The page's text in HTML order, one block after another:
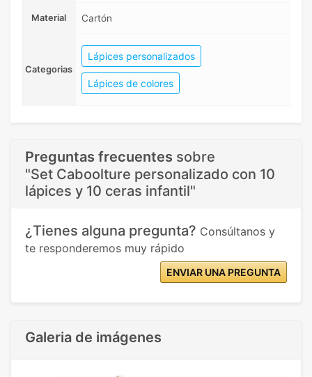
Material Cartón
Categorias
Lápices personalizados
Lápices de colores
Preguntas frecuentes sobre
"Set Caboolture personalizado con 10
lápices y 10 ceras infantil"
¿Tienes alguna pregunta? Consúltanos y
te responderemos muy rápido
ENVIAR UNA PREGUNTA
Galeria de imágenes